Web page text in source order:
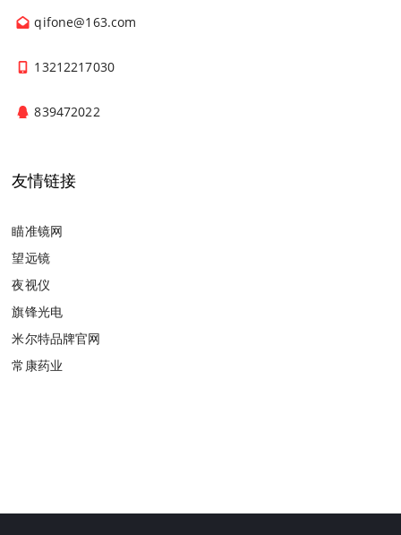
qifone@163.com
13212217030
839472022
友情链接
瞄准镜网
望远镜
夜视仪
旗锋光电
米尔特品牌官网
常康药业